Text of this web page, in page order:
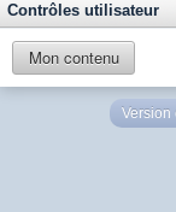
Contrôles utilisateur
Mon contenu
Version